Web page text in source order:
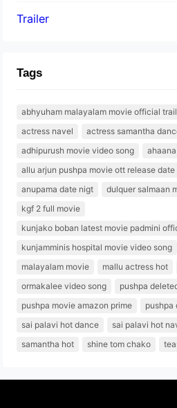
Trailer
Tags
abhyuham malayalam movie official
actress navel
actress samantha
adhipurush movie video song
ahaana
allu arjun pushpa movie ott release date
anupama date nigt
dulquer salmaan
kgf 2 full movie
kunjako boban latest movie padmini
kunjamminis hospital movie video song
malayalam movie
mallu actress hot
ormakalee video song
pushpa
pushpa movie amazon prime
pushpa
sai palavi hot dance
sai palavi hot
samantha hot
shine tom chako